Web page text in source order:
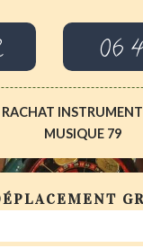
06
RACHAT
MUSIQUE 79